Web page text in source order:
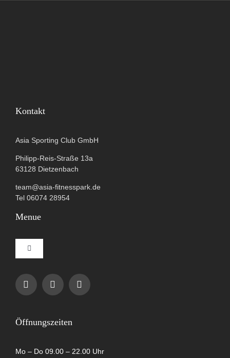
Kontakt
Asia Sporting Club GmbH
Philipp-Reis-Straße 13a
63128 Dietzenbach
team@asia-fitnesspark.de
Tel 06074 28954
Menue
Toggle
Navigation
Impressum
Öffnungszeiten
Mo – Do 09.00 – 22.00 Uhr